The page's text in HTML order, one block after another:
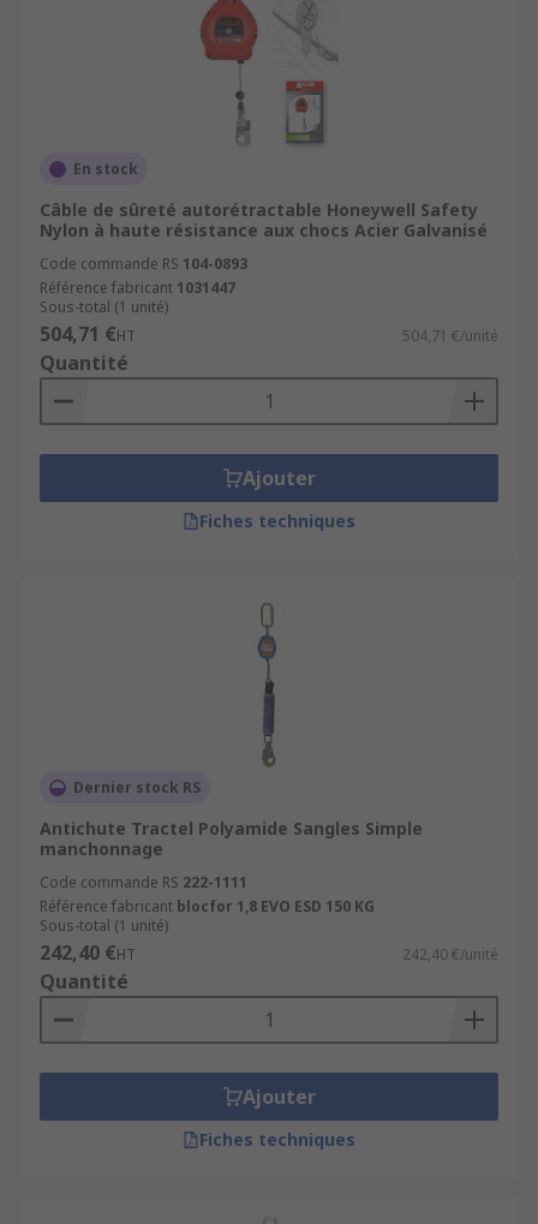
En stock
Câble de sûreté autorétractable Honeywell Safety
Nylon à haute résistance aux chocs Acier Galvanisé
Code commande RS 104-0893
Référence fabricant 1031447
Sous-total (1 unité)
504,71 €HT 504,71 €/unité
Quantité
Ajouter
Fiches techniques
Dernier stock RS
Antichute Tractel Polyamide Sangles Simple
manchonnage
Code commande RS 222-1111
Référence fabricant blocfor 1,8 EVO ESD 150 KG
Sous-total (1 unité)
242,40 €HT 242,40 €/unité
Quantité
Ajouter
Fiches techniques